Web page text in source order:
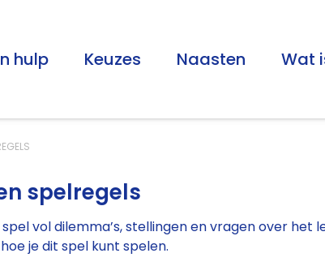
hulp Keuzes Naasten Wat
spelregels
vol dilemma’s, stellingen en vragen over het
je dit spel kunt spelen.